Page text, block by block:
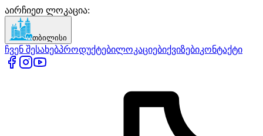
აირჩიეთ ლოკაცია:
თბილისი
ჩვენ შესახებპროდუქტებილოკაციებიქვიზებიკონტაქტი